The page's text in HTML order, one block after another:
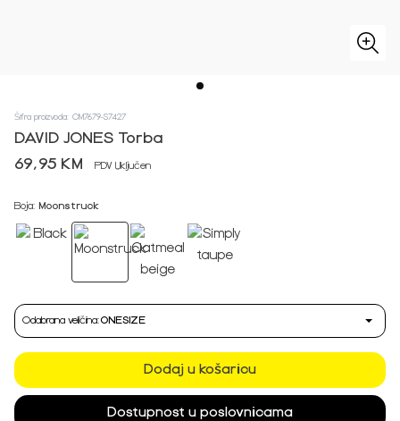
Šifra proizvoda: CM7679-S7427
DAVID JONES Torba
69,95 KM
PDV Uključen
Boja: Moonstruck
Odabrana veličina:ONESIZE
Dodaj u košaricu
Dostupnost u poslovnicama